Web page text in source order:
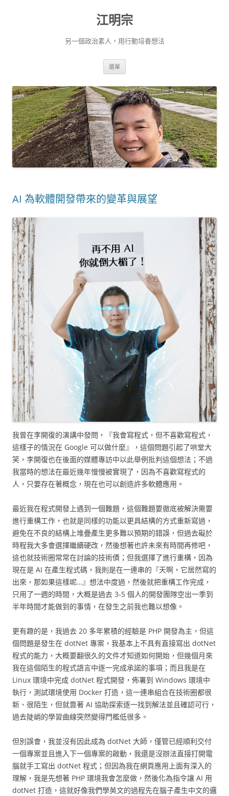
江明宗
另一個政治素人，用行動培養想法
選單
AI 為軟體開發帶來的變革與展望
我曾在李開復的演講中發問，『我會寫程式，但不喜歡寫程式，
這樣子的情況在 Google 可以做什麼』，這個問題引起了哄堂大
笑，李開復也在後面的媒體專訪中以此舉例批判這個想法；不過
我當時的想法在最近幾年慢慢被實現了，因為不喜歡寫程式的
人，只要存在著概念，現在也可以創造許多軟體應用。
最近我在程式開發上遇到一個難題，這個難題要徹底被解決需要
進行重構工作，也就是同樣的功能以更具結構的方式重新寫過，
避免在不良的結構上堆疊產生更多難以預期的錯誤，但過去礙於
時程我大多會選擇繼續硬改，然後想著也許未來有時間再修吧，
這也就技術圈常常在討論的技術債；但我選擇了進行重構，因為
現在是 AI 在產生程式碼，我則是在一連串的『天啊，它居然寫的
出來，那如果這樣呢…』想法中度過，然後就把重構工作完成，
只用了一週的時間，大概是過去 3-5 個人的開發團隊空出一季到
半年時間才能做到的事情，在發生之前我也難以想像。
更有趣的是，我過去 20 多年累積的經驗是 PHP 開發為主，但這
個問題是發生在 dotNet 專案，我基本上不具有直接寫出 dotNet
程式的能力，大概要翻很久的文件才知道如何開始，但幾個月來
我在這個陌生的程式語言中逐一完成承諾的事項；而且我是在
Linux 環境中完成 dotNet 程式開發，佈署到 Windows 環境中
執行，測試環境使用 Docker 打造，這一連串組合在技術圈都很
新、很陌生，但就靠著 AI 協助探索逐一找到解法並且確認可行，
過去陡峭的學習曲線突然變得門檻低很多。
但別誤會，我並沒有因此成為 dotNet 大師，僅管已經順利交付
一個專案並且進入下一個專案的啟動，我還是沒辦法直接打開電
腦就手工寫出 dotNet 程式；但因為我在網頁應用上面有深入的
理解，我是先想著 PHP 環境我會怎麼做，然後化為指令讓 AI 用
dotNet 打造，這就好像我們學英文的過程先在腦子產生中文的邏